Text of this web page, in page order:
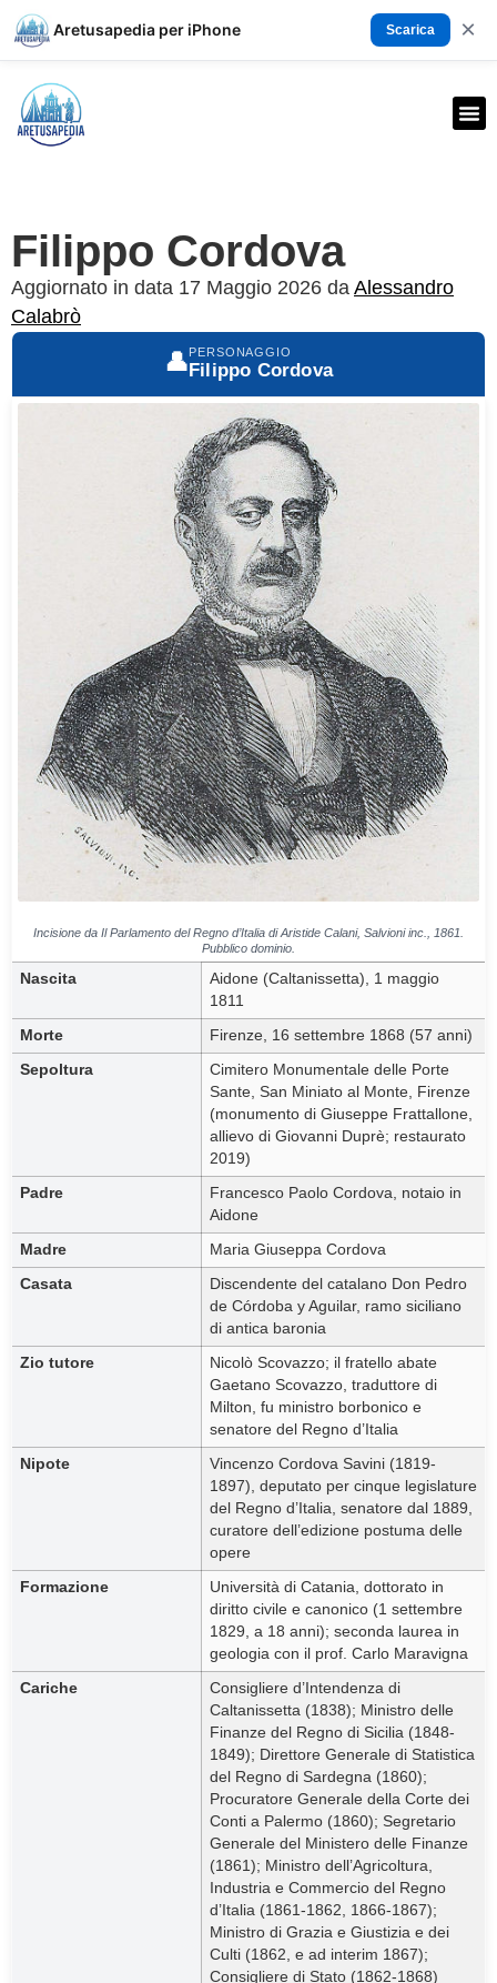
Aretusapedia per iPhone Scarica ×
Filippo Cordova
Aggiornato in data 17 Maggio 2026 da Alessandro
Calabrò
👤PERSONAGGIO
Filippo Cordova
Incisione da Il Parlamento del Regno d’Italia di Aristide Calani, Salvioni inc., 1861.
Pubblico dominio.
Nascita
Aidone (Caltanissetta), 1 maggio
1811
Morte Firenze, 16 settembre 1868 (57 anni)
Sepoltura
Cimitero Monumentale delle Porte
Sante, San Miniato al Monte, Firenze
(monumento di Giuseppe Frattallone,
allievo di Giovanni Duprè; restaurato
2019)
Padre
Francesco Paolo Cordova, notaio in
Aidone
Madre Maria Giuseppa Cordova
Casata
Discendente del catalano Don Pedro
de Córdoba y Aguilar, ramo siciliano
di antica baronia
Zio tutore
Nicolò Scovazzo; il fratello abate
Gaetano Scovazzo, traduttore di
Milton, fu ministro borbonico e
senatore del Regno d’Italia
Nipote
Vincenzo Cordova Savini (1819-
1897), deputato per cinque legislature
del Regno d’Italia, senatore dal 1889,
curatore dell’edizione postuma delle
opere
Formazione
Università di Catania, dottorato in
diritto civile e canonico (1 settembre
1829, a 18 anni); seconda laurea in
geologia con il prof. Carlo Maravigna
Cariche
Consigliere d’Intendenza di
Caltanissetta (1838); Ministro delle
Finanze del Regno di Sicilia (1848-
1849); Direttore Generale di Statistica
del Regno di Sardegna (1860);
Procuratore Generale della Corte dei
Conti a Palermo (1860); Segretario
Generale del Ministero delle Finanze
(1861); Ministro dell’Agricoltura,
Industria e Commercio del Regno
d’Italia (1861-1862, 1866-1867);
Ministro di Grazia e Giustizia e dei
Culti (1862, e ad interim 1867);
Consigliere di Stato (1862-1868)